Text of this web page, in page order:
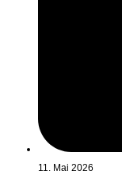
11. Mai 2026